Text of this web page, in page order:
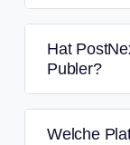
Hat
Publer?
Welche